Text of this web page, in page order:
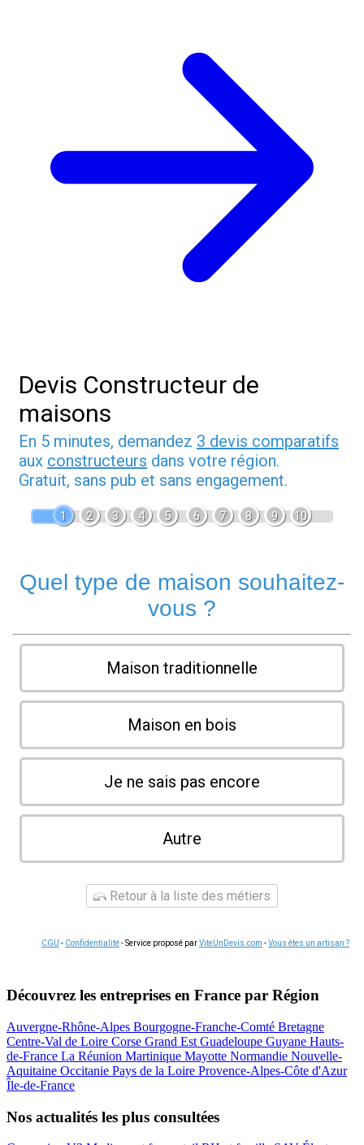
Devis Constructeur de
maisons
En 5 minutes, demandez 3 devis comparatifs
aux constructeurs dans votre région.
Gratuit, sans pub et sans engagement.
1 2 3 4 5 6 7 8 9 10
Quel type de maison souhaitez-
vous ?
Maison traditionnelle
Maison en bois
Je ne sais pas encore
Autre
Retour à la liste des métiers
CGU - Confidentialité- Service proposé parViteUnDevis.com -Vous êtes un artisan ?
Découvrez les entreprises en France par Région
Auvergne-Rhône-Alpes Bourgogne-Franche-Comté Bretagne
Centre-Val de Loire Corse Grand Est Guadeloupe Guyane Hauts-
de-France La Réunion Martinique Mayotte Normandie Nouvelle-
Aquitaine Occitanie Pays de la Loire Provence-Alpes-Côte d'Azur
Île-de-France
Nos actualités les plus consultées